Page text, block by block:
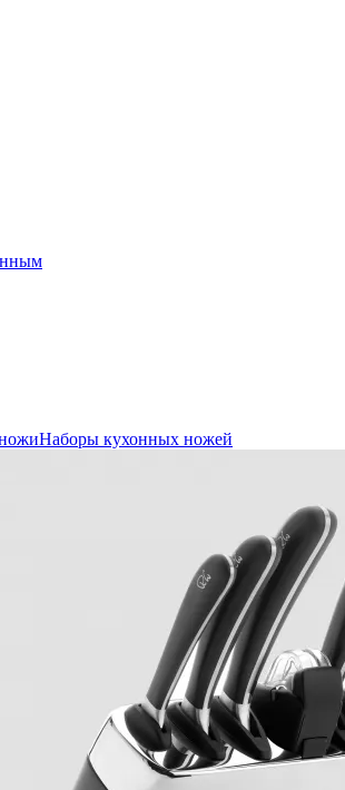
Наборы кухонных ножей